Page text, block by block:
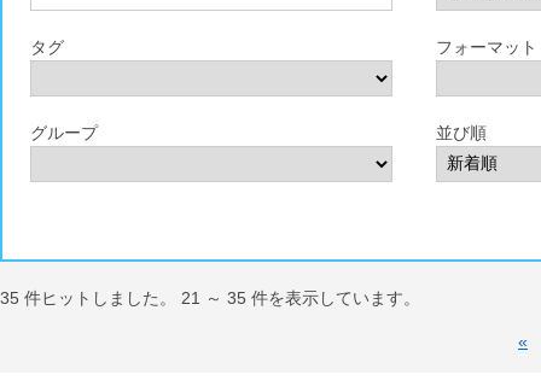
タグ フォーマット
グループ 並び順
35 件ヒットしました。 21 ～ 35 件を表示しています。
«